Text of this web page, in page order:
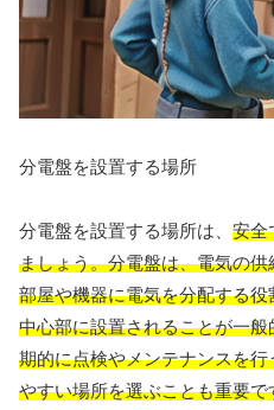
分電盤を設置する場所
分電盤を設置する場所は、 安全
ましょう。分電盤は、電気の
部屋や機器に電気を分配する
中心部に設置されることが一般
期的に点検やメンテナンスを
やすい場所を選ぶことも重要